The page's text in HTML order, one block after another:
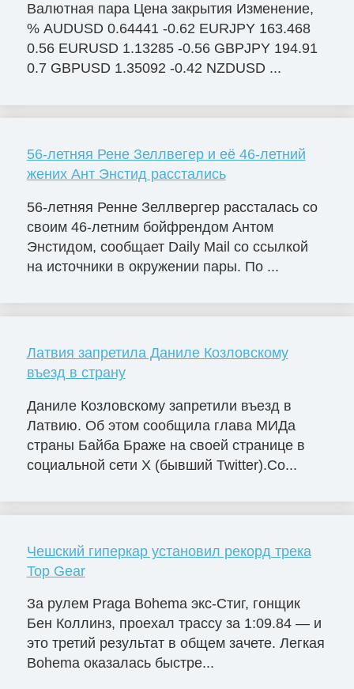
Валютная пара Цена закрытия Изменение,
% AUDUSD 0.64441 -0.62 EURJPY 163.468
0.56 EURUSD 1.13285 -0.56 GBPJPY 194.91
0.7 GBPUSD 1.35092 -0.42 NZDUSD ...
56-летняя Рене Зеллвегер и её 46-летний
жених Ант Энстид расстались
56-летняя Ренне Зеллвергер рассталась со
своим 46-летним бойфрендом Антом
Энстидом, сообщает Daily Mail со ссылкой
на источники в окружении пары. По ...
Латвия запретила Даниле Козловскому
въезд в страну
Даниле Козловскому запретили въезд в
Латвию. Об этом сообщила глава МИДа
страны Байба Браже на своей странице в
социальной сети X (бывший Twitter).Со...
Чешский гиперкар установил рекорд трека
Top Gear
За рулем Praga Bohema экс-Стиг, гонщик
Бен Коллинз, проехал трассу за 1:09.84 — и
это третий результат в общем зачете. Легкая
Bohema оказалась быстре...